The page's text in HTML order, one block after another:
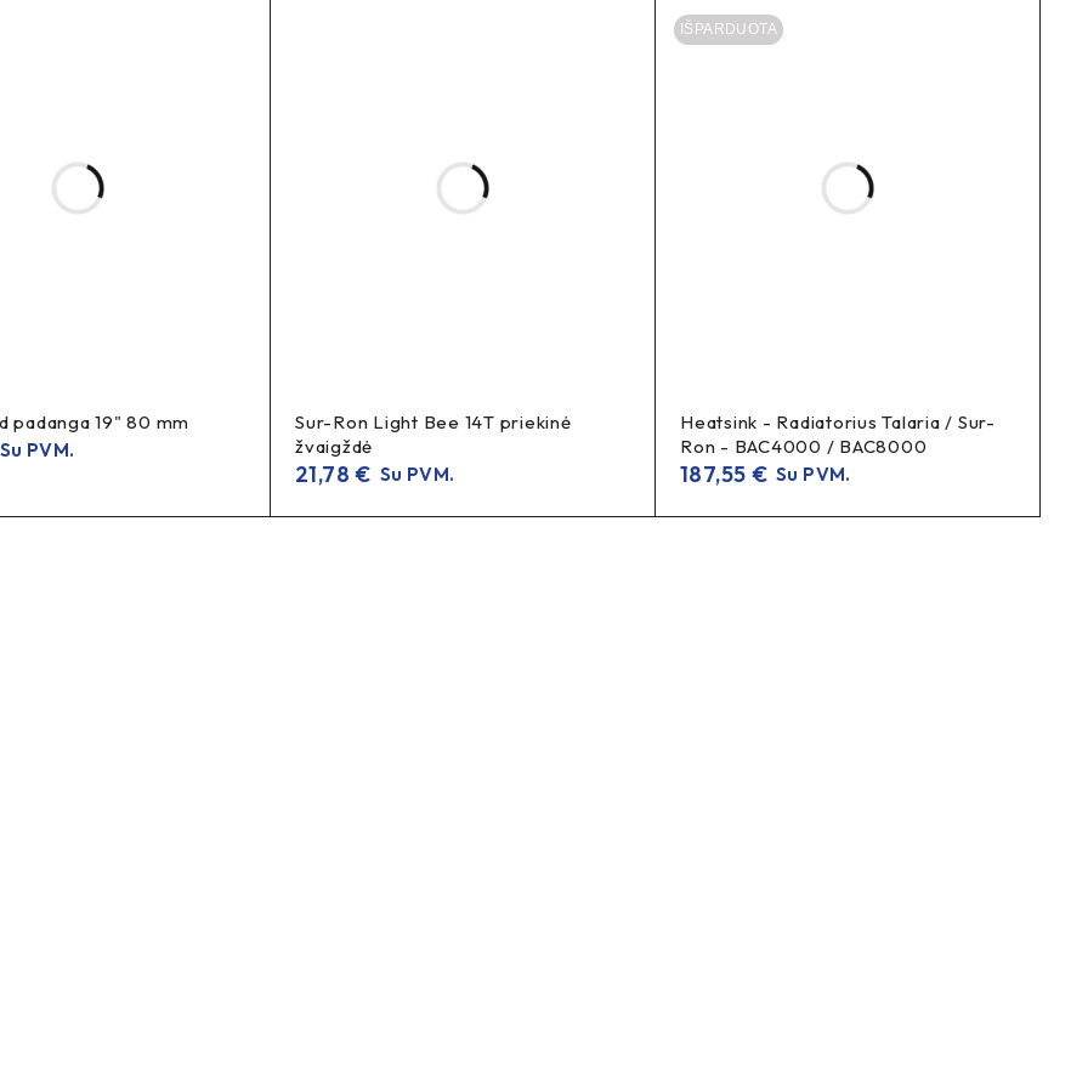
universalaus tipo ir populiarumo Sur Ron bei Talaria platformose. Ši CST padanga skirta situacijoms, kai važiuojama ir
Ron elektriniam motociklui?
skirta bekelei ar asfaltui?
padanga 19" 80 mm
Su PVM.
Sur-Ron Light Bee 14T priekinė
žvaigždė
21,78€ Su PVM.
IŠPARDUOTA
Heatsink - Radiatorius Talaria / Sur-
Ron - BAC4000 / BAC8000
187,55 € Su PVM.